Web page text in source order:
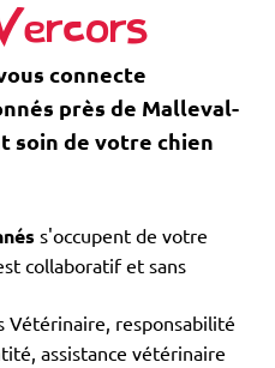
connecte
près de Malleval-
soin de votre chien
s'occupent de votre
collaboratif et sans
Vétérinaire, responsabilité
assistance vétérinaire